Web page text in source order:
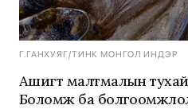
Г.ГАНХУЯГ/ТИНК МОНГОЛ ИНДЭР
Ашигт малтмалын
Боломж ба